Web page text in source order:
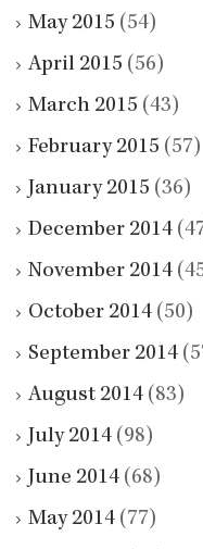
May 2015 (54)
April 2015 (56)
March 2015 (43)
February 2015 (57)
January 2015 (36)
December 2014
November 2014
October 2014 (50)
September 2014
August 2014 (83)
July 2014 (98)
June 2014 (68)
May 2014 (77)